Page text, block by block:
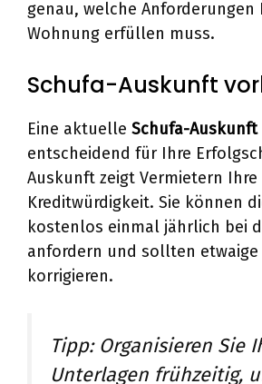
genau, welche Anforderungen
Wohnung erfüllen muss.
Schufa-Auskunft
Eine aktuelle Schufa-Auskunft
entscheidend für Ihre
Auskunft zeigt Vermietern Ihre
Kreditwürdigkeit. Sie können
kostenlos einmal jährlich bei
anfordern und sollten etwaige
korrigieren.
Tipp: Organisieren Sie
Unterlagen frühzeitig,